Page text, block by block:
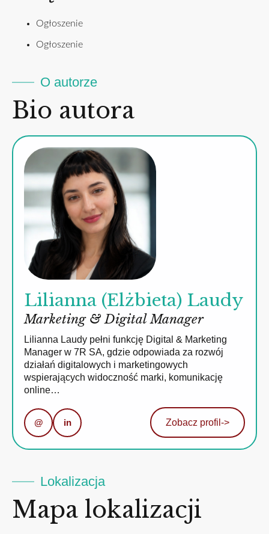
Ogłoszenie
Ogłoszenie
O autorze
Bio autora
Lilianna (Elżbieta) Laudy
Marketing & Digital Manager
Lilianna Laudy pełni funkcję Digital & Marketing
Manager w 7R SA, gdzie odpowiada za rozwój
działań digitalowych i marketingowych
wspierających widoczność marki, komunikację
online…
@ in Zobacz profil ->
Lokalizacja
Mapa lokalizacji